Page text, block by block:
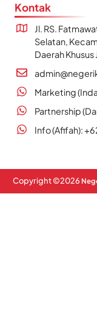
Kontak
Jl. RS.
Selatan,
Daerah Khusus
Marketing
Partnership
Info (Afifah):
Copyright ©2026